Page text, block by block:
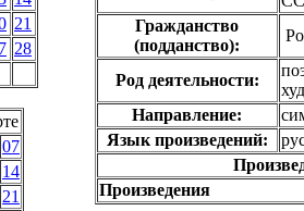
21
28
07
14
21
Гражданство
(подданство):
Род деятельности:
Направление:
Язык произведений:
Произведения